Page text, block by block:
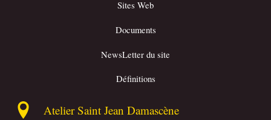
Sites Web
Documents
NewsLetter du site
Définitions
Atelier Saint Jean Damascène